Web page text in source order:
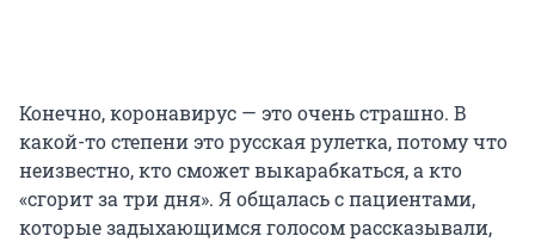
Конечно, коронавирус — это очень страшно. В
какой-то степени это русская рулетка, потому что
неизвестно, кто сможет выкарабкаться, а кто
«сгорит за три дня». Я общалась с пациентами,
которые задыхающимся голосом рассказывали,